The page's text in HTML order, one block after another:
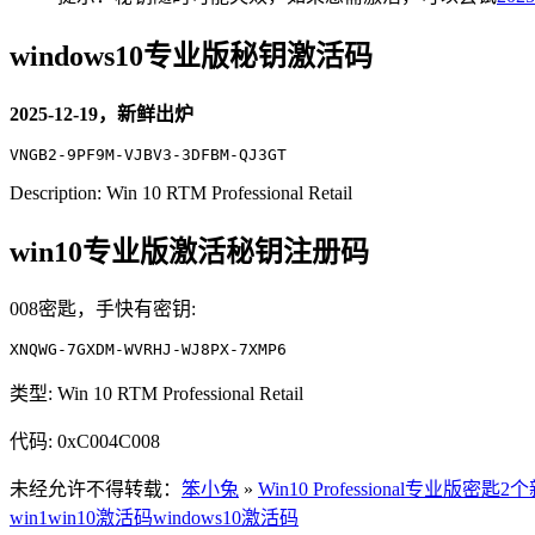
windows10专业版秘钥激活码
2025-12-19，新鲜出炉
VNGB2-9PF9M-VJBV3-3DFBM-QJ3GT
Description: Win 10 RTM Professional Retail
win10专业版激活秘钥注册码
008密匙，手快有密钥:
XNQWG-7GXDM-WVRHJ-WJ8PX-7XMP6
类型: Win 10 RTM Professional Retail
代码: 0xC004C008
未经允许不得转载： 笨小兔 » Win10 Professional专业版密匙2
win1win10激活码windows10激活码